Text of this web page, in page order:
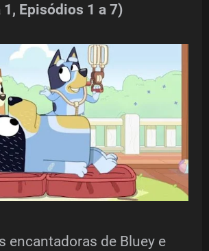
1, Episódios 1 a 7)
encantadoras de Bluey e